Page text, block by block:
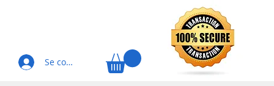
Se connecter